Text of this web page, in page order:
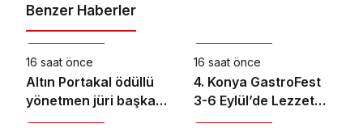
Benzer Haberler
Kültür & Sanat
16 saat önce
Altın Portakal ödüllü
yönetmen jüri başkanı
oldu
16 saat önce
4. Konya GastroFest
3-6 Eylül’de Lezzet
Tutkunlarını